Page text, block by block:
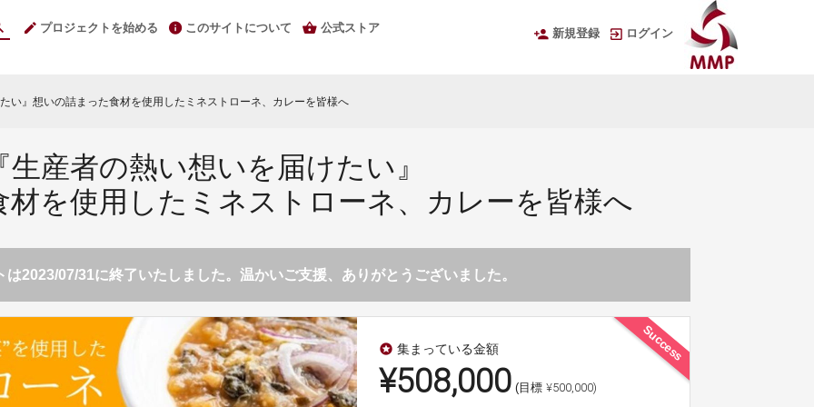
プロジェクトを始める このサイトについて 公式ストア 新規登録 ログイン
い』想いの詰まった食材を使用したミネストローネ、カレーを皆様へ
生産者の熱い想いを届けたい』
を使用したミネストローネ、カレーを皆様へ
は2023/07/31に終了いたしました。温かいご支援、ありがとうございました。
Success
stars 集まっている金額
¥508,000 (目標 ¥500,000)